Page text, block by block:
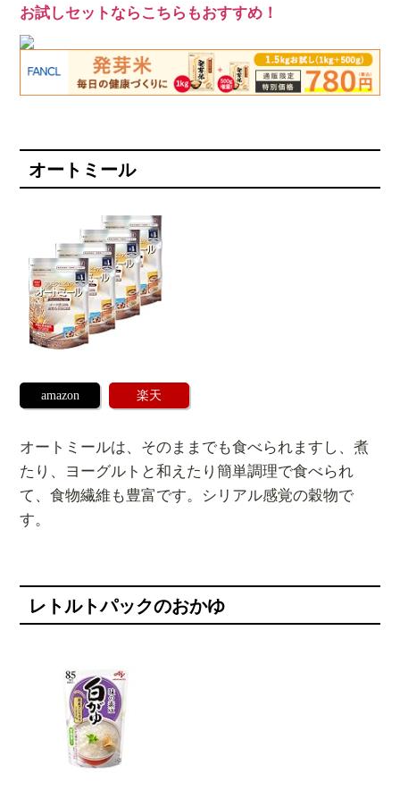
お試しセットならこちらもおすすめ！
オートミール
amazon 楽天
オートミールは、そのままでも食べられますし、煮
たり、ヨーグルトと和えたり簡単調理で食べられ
て、食物繊維も豊富です。シリアル感覚の穀物で
す。
レトルトパックのおかゆ